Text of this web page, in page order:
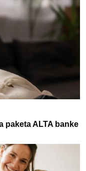
paketa ALTA banke